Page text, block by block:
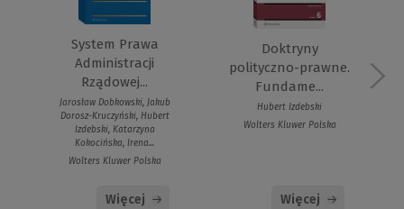
System Prawa
Administracji
Rządowej...
Jarosław Dobkowski, Jakub
Dorosz-Kruczyński, Hubert
Izdebski, Katarzyna
Kokocińska, Irena...
Wolters Kluwer Polska
Więcej
Doktryny
polityczno-prawne.
Fundame...
Hubert Izdebski
Wolters Kluwer Polska
Więcej